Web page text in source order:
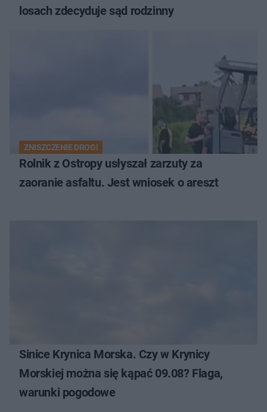
losach zdecyduje sąd rodzinny
ZNISZCZENIE DROGI
Rolnik z Ostropy usłyszał zarzuty za
zaoranie asfaltu. Jest wniosek o areszt
Sinice Krynica Morska. Czy w Krynicy
Morskiej można się kąpać 09.08? Flaga,
warunki pogodowe